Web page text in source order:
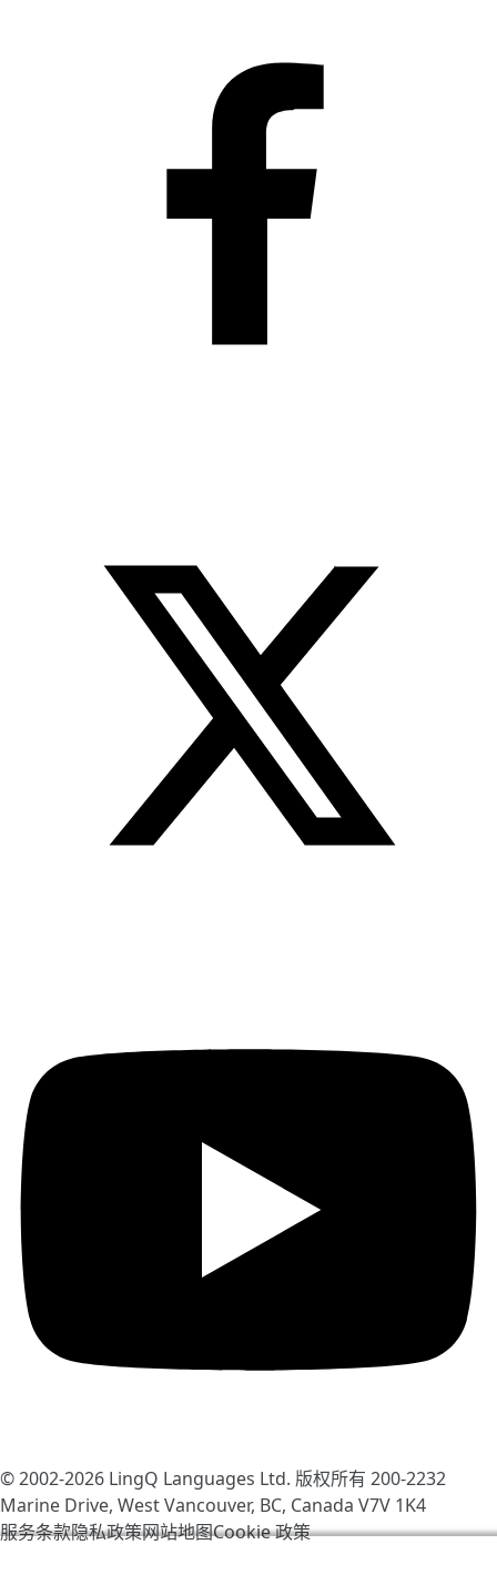
© 2002-2026 LingQ Languages Ltd. 版权所有 200-2232
Marine Drive, West Vancouver, BC, Canada V7V 1K4
服务条款隐私政策网站地图Cookie 政策